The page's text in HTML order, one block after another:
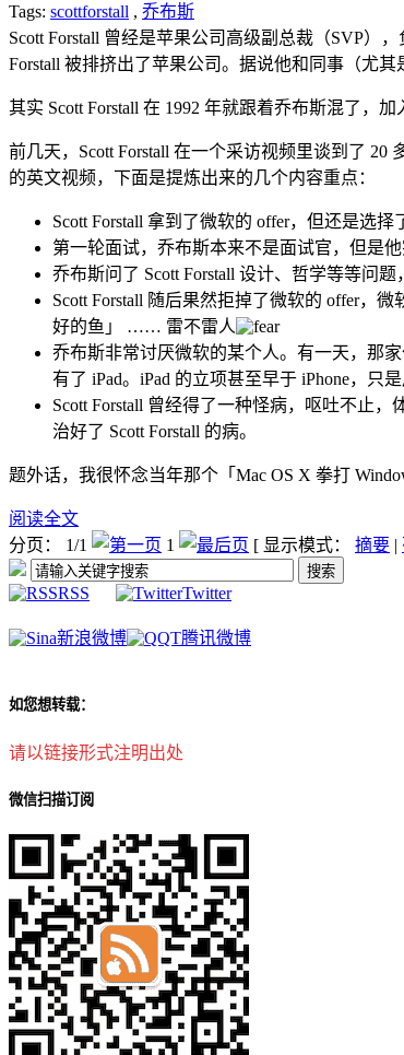
Tags: scottforstall , 乔布斯
Scott Forstall 曾经是苹果公司高级副总裁（SVP）
Forstall 被排挤出了苹果公司。据说他和同事（尤
其实 Scott Forstall 在 1992 年就跟着乔布斯混了，
前几天，Scott Forstall 在一个采访视频里谈到了
的英文视频，下面是提炼出来的几个内容重点：
Scott Forstall 拿到了微软的 offer，但还是选择
第一轮面试，乔布斯本来不是面试官，但是
乔布斯问了 Scott Forstall 设计、哲学等等问
Scott Forstall 随后果然拒掉了微软的 offer，
好的鱼」 …… 雷不雷人
乔布斯非常讨厌微软的某个人。有一天，那
有了 iPad。iPad 的立项甚至早于 iPhone，只
Scott Forstall 曾经得了一种怪病，呕吐不止
治好了 Scott Forstall 的病。
题外话，我很怀念当年那个「Mac OS X 拳打
阅读全文
分页： 1/1
1 [ 显示模式： 摘要 |
RSS Twitter
新浪微博 腾讯微博
如您想转载：
请以链接形式注明出处
微信扫描订阅